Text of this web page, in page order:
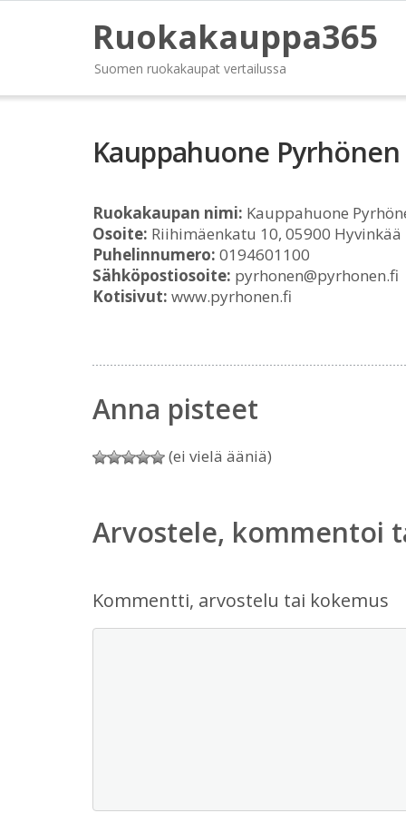
Ruokakauppa365
Suomen ruokakaupat vertailussa
Kauppahuone
Ruokakaupan nimi: Kauppahuone
Osoite: Riihimäenkatu 10, 05900 Hyvinkää
Puhelinnumero: 0194601100
Sähköpostiosoite: pyrhonen@pyrhonen.fi
Kotisivut: www.pyrhonen.fi
Anna pisteet
(ei vielä ääniä)
Arvostele, kommentoi
Kommentti, arvostelu tai kokemus